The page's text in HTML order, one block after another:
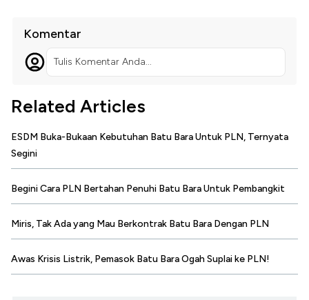
Komentar
Tulis Komentar Anda...
Related Articles
ESDM Buka-Bukaan Kebutuhan Batu Bara Untuk PLN, Ternyata
Segini
Begini Cara PLN Bertahan Penuhi Batu Bara Untuk Pembangkit
Miris, Tak Ada yang Mau Berkontrak Batu Bara Dengan PLN
Awas Krisis Listrik, Pemasok Batu Bara Ogah Suplai ke PLN!